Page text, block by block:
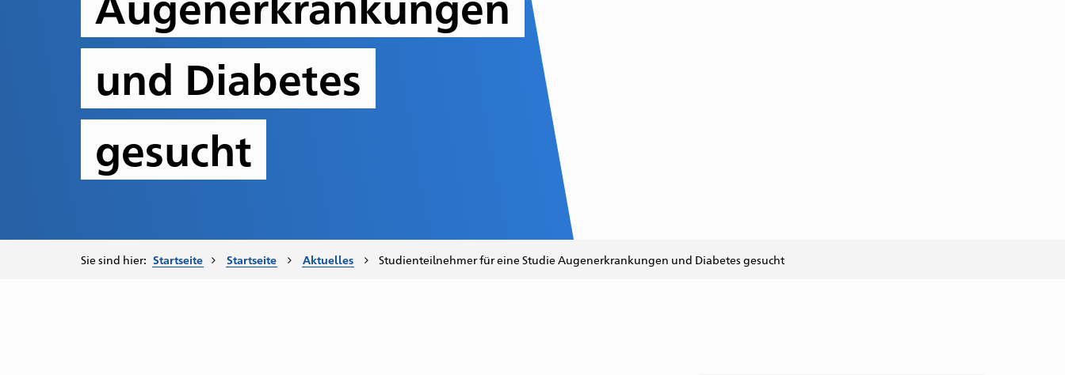
und Diabetes
gesucht
Sie sind hier: Startseite Startseite Aktuelles Studienteilnehmer für eine Studie Augenerkrankungen und Diabetes gesucht